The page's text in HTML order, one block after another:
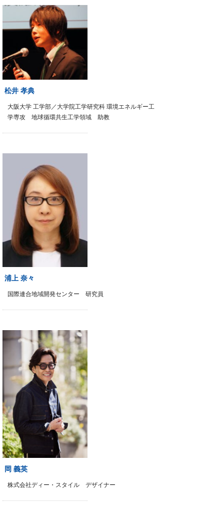
松井 孝典
大阪大学 工学部／大学院工学研究科 環境エネルギー工
学専攻 地球循環共生工学領域 助教
浦上 奈々
国際連合地域開発センター 研究員
岡 義英
株式会社ディー・スタイル デザイナー